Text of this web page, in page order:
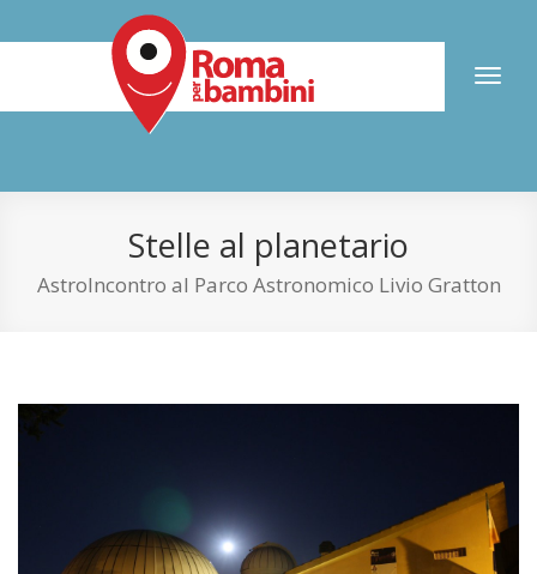
Toggle
Stelle al planetario
AstroIncontro al Parco Astronomico Livio Gratton